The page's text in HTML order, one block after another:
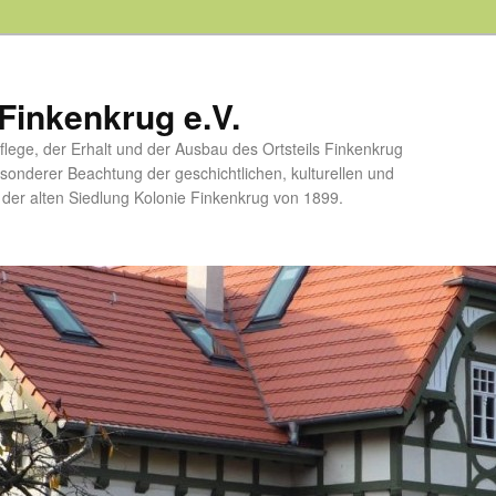
e.V.
der Erhalt und der Ausbau des Ortsteils Finkenkrug
Beachtung der geschichtlichen, kulturellen und
alten Siedlung Kolonie Finkenkrug von 1899.